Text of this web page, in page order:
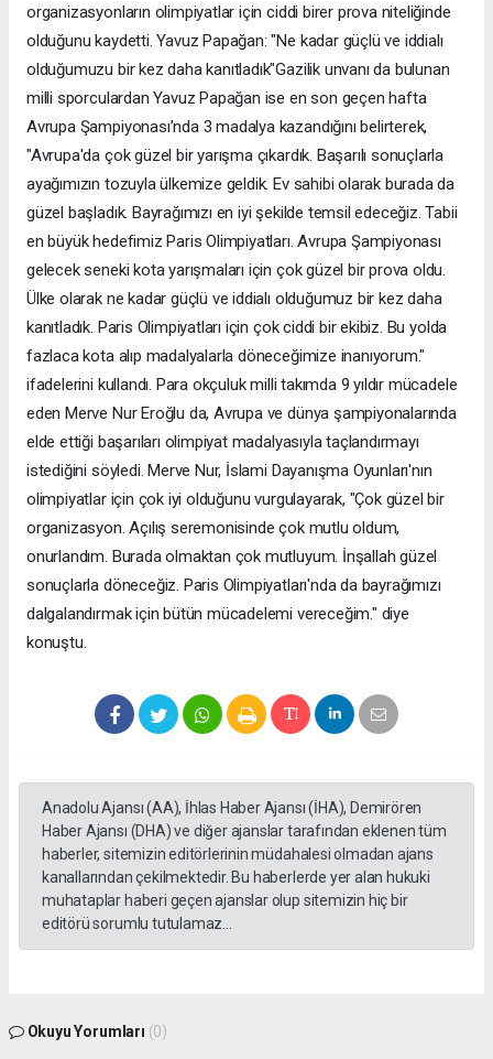
organizasyonların olimpiyatlar için ciddi birer prova niteliğinde
olduğunu kaydetti. Yavuz Papağan: "Ne kadar güçlü ve iddialı
olduğumuzu bir kez daha kanıtladık"Gazilik unvanı da bulunan
milli sporculardan Yavuz Papağan ise en son geçen hafta
Avrupa Şampiyonası’nda 3 madalya kazandığını belirterek,
"Avrupa'da çok güzel bir yarışma çıkardık. Başarılı sonuçlarla
ayağımızın tozuyla ülkemize geldik. Ev sahibi olarak burada da
güzel başladık. Bayrağımızı en iyi şekilde temsil edeceğiz. Tabii
en büyük hedefimiz Paris Olimpiyatları. Avrupa Şampiyonası
gelecek seneki kota yarışmaları için çok güzel bir prova oldu.
Ülke olarak ne kadar güçlü ve iddialı olduğumuz bir kez daha
kanıtladık. Paris Olimpiyatları için çok ciddi bir ekibiz. Bu yolda
fazlaca kota alıp madalyalarla döneceğimize inanıyorum."
ifadelerini kullandı. Para okçuluk milli takımda 9 yıldır mücadele
eden Merve Nur Eroğlu da, Avrupa ve dünya şampiyonalarında
elde ettiği başarıları olimpiyat madalyasıyla taçlandırmayı
istediğini söyledi. Merve Nur, İslami Dayanışma Oyunları'nın
olimpiyatlar için çok iyi olduğunu vurgulayarak, "Çok güzel bir
organizasyon. Açılış seremonisinde çok mutlu oldum,
onurlandım. Burada olmaktan çok mutluyum. İnşallah güzel
sonuçlarla döneceğiz. Paris Olimpiyatları'nda da bayrağımızı
dalgalandırmak için bütün mücadelemi vereceğim." diye
konuştu.
Anadolu Ajansı (AA), İhlas Haber Ajansı (İHA), Demirören
Haber Ajansı (DHA) ve diğer ajanslar tarafından eklenen tüm
haberler, sitemizin editörlerinin müdahalesi olmadan ajans
kanallarından çekilmektedir. Bu haberlerde yer alan hukuki
muhataplar haberi geçen ajanslar olup sitemizin hiç bir
editörü sorumlu tutulamaz...
Okuyu Yorumları (0)